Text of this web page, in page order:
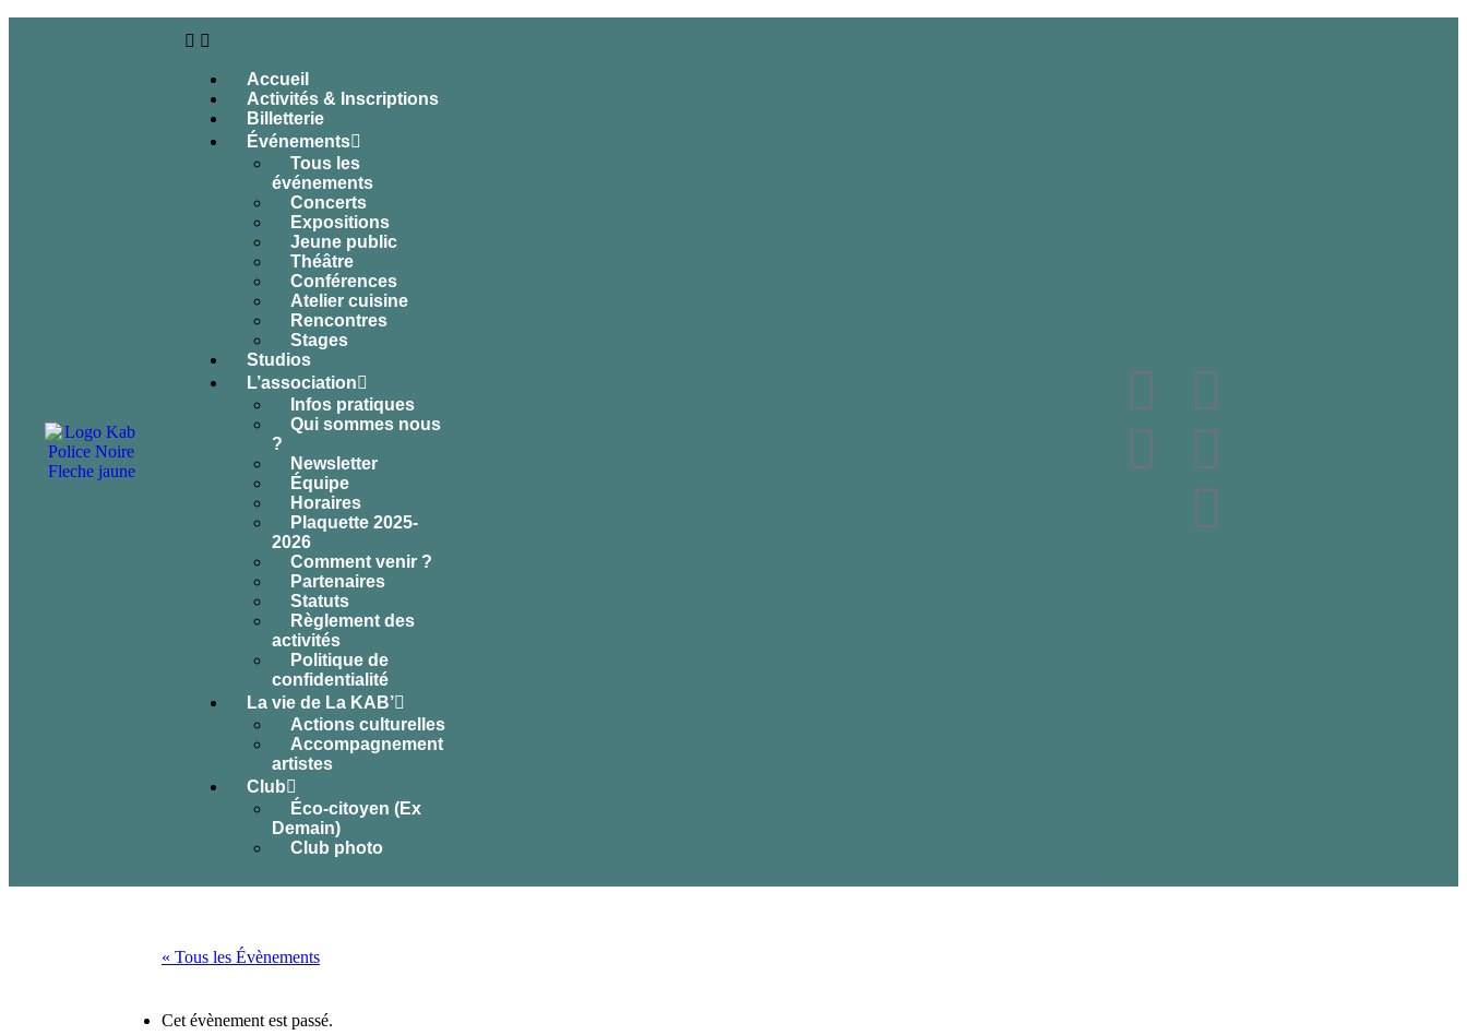
Accueil
Activités & Inscriptions
Billetterie
Événements
Tous les
événements
Concerts
Expositions
Jeune public
Théâtre
Conférences
Atelier cuisine
Rencontres
Stages
Studios
L’association
Infos pratiques
Qui sommes nous
?
Newsletter
Équipe
Horaires
Plaquette 2025-
2026
Comment venir ?
Partenaires
Statuts
Règlement des
activités
Politique de
confidentialité
La vie de La KAB’
Actions culturelles
Accompagnement
artistes
Club
Éco-citoyen (Ex
Demain)
Club photo
« Tous les Évènements
Cet évènement est passé.